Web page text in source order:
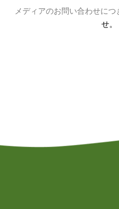
メディアのお問い合わせにつ
せ。